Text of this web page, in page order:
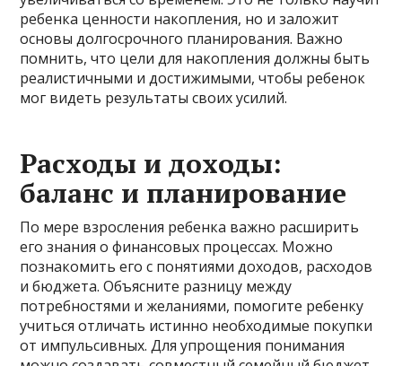
ребенка ценности накопления, но и заложит
основы долгосрочного планирования. Важно
помнить, что цели для накопления должны быть
реалистичными и достижимыми, чтобы ребенок
мог видеть результаты своих усилий.
Расходы и доходы:
баланс и планирование
По мере взросления ребенка важно расширить
его знания о финансовых процессах. Можно
познакомить его с понятиями доходов, расходов
и бюджета. Объясните разницу между
потребностями и желаниями, помогите ребенку
учиться отличать истинно необходимые покупки
от импульсивных. Для упрощения понимания